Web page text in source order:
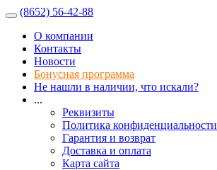
(8652) 56-42-88
О компании
Контакты
Новости
Бонусная программа
Не нашли в наличии, что искали?
...
Реквизиты
Политика конфиденциальности
Гарантия и возврат
Доставка и оплата
Карта сайта